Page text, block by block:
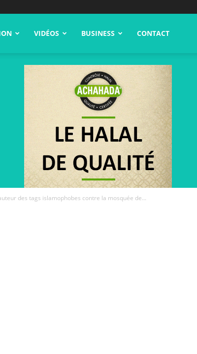
VIDÉOS BUSINESS CONTACT
des tags islamophobes contre la mosquée de...